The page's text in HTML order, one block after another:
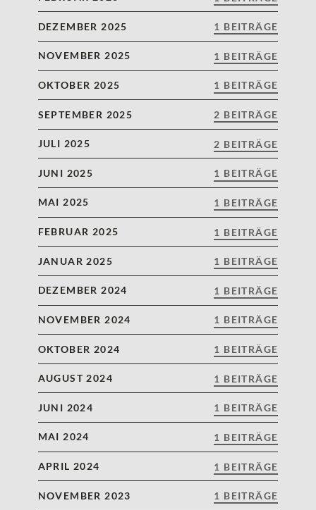
DEZEMBER 2025 1 BEITRÄGE
NOVEMBER 2025 1 BEITRÄGE
OKTOBER 2025 1 BEITRÄGE
SEPTEMBER 2025 2 BEITRÄGE
JULI 2025 2 BEITRÄGE
JUNI 2025 1 BEITRÄGE
MAI 2025 1 BEITRÄGE
FEBRUAR 2025 1 BEITRÄGE
JANUAR 2025 1 BEITRÄGE
DEZEMBER 2024 1 BEITRÄGE
NOVEMBER 2024 1 BEITRÄGE
OKTOBER 2024 1 BEITRÄGE
AUGUST 2024 1 BEITRÄGE
JUNI 2024 1 BEITRÄGE
MAI 2024 1 BEITRÄGE
APRIL 2024 1 BEITRÄGE
NOVEMBER 2023 1 BEITRÄGE